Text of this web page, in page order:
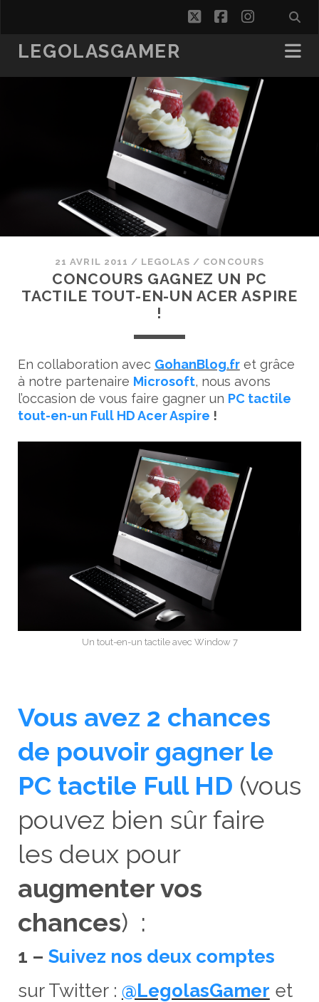
twitterfacebook
LEGOLASGAMER
21 AVRIL 2011 / LEGOLAS / CONCOURS
CONCOURS GAGNEZ UN PC
TACTILE TOUT-EN-UN ACER ASPIRE
!
En collaboration avec GohanBlog.fret grâce
à notre partenaire Microsoft, nous avons
l’occasion de vous faire gagner un PC tactile
tout-en-un Full HD Acer Aspire !
Un tout-en-un tactile avec Window 7
Vous avez 2 chances
de pouvoir gagner le
PC tactile Full HD (vous
pouvez bien sûr faire
les deux pour
augmenter vos
chances) :
1 – Suivez nos deux comptes
sur Twitter : @LegolasGamer et